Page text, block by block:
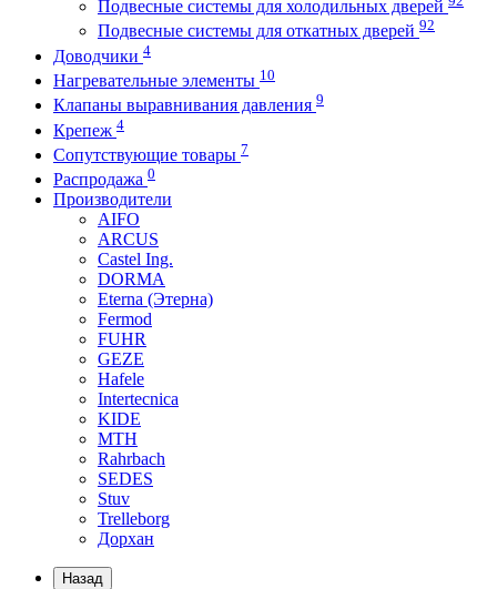
Подвесные системы для холодильных дверей
Подвесные системы для откатных дверей 92
Доводчики 4
Нагревательные элементы 10
Клапаны выравнивания давления 9
Крепеж 4
Сопутствующие товары 7
Распродажа 0
Производители
AIFO
ARCUS
Castel Ing.
DORMA
Eterna (Этерна)
Fermod
FUHR
GEZE
Hafele
Intertecnica
KIDE
MTH
Rahrbach
SEDES
Stuv
Trelleborg
Дорхан
Назад